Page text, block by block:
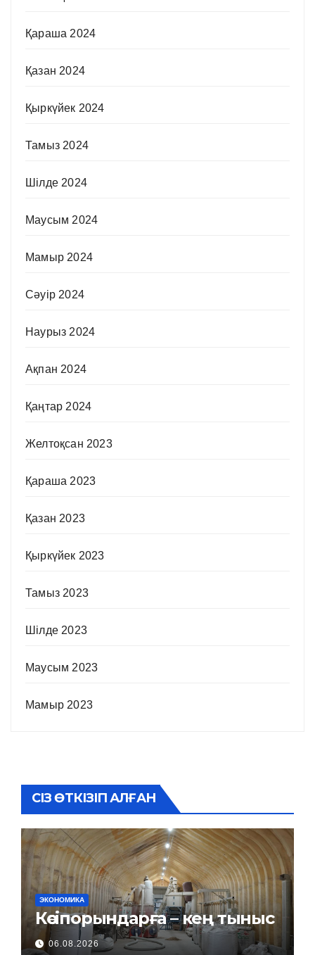
Қараша 2024
Қазан 2024
Қыркүйек 2024
Тамыз 2024
Шілде 2024
Маусым 2024
Мамыр 2024
Сәуір 2024
Наурыз 2024
Ақпан 2024
Қаңтар 2024
Желтоқсан 2023
Қараша 2023
Қазан 2023
Қыркүйек 2023
Тамыз 2023
Шілде 2023
Маусым 2023
Мамыр 2023
СІЗ ӨТКІЗІП АЛҒАН
ЭКОНОМИКА
Кәсіпорындарға – кең тыныс
06.08.2026